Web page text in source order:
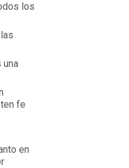
los
una
fe
en